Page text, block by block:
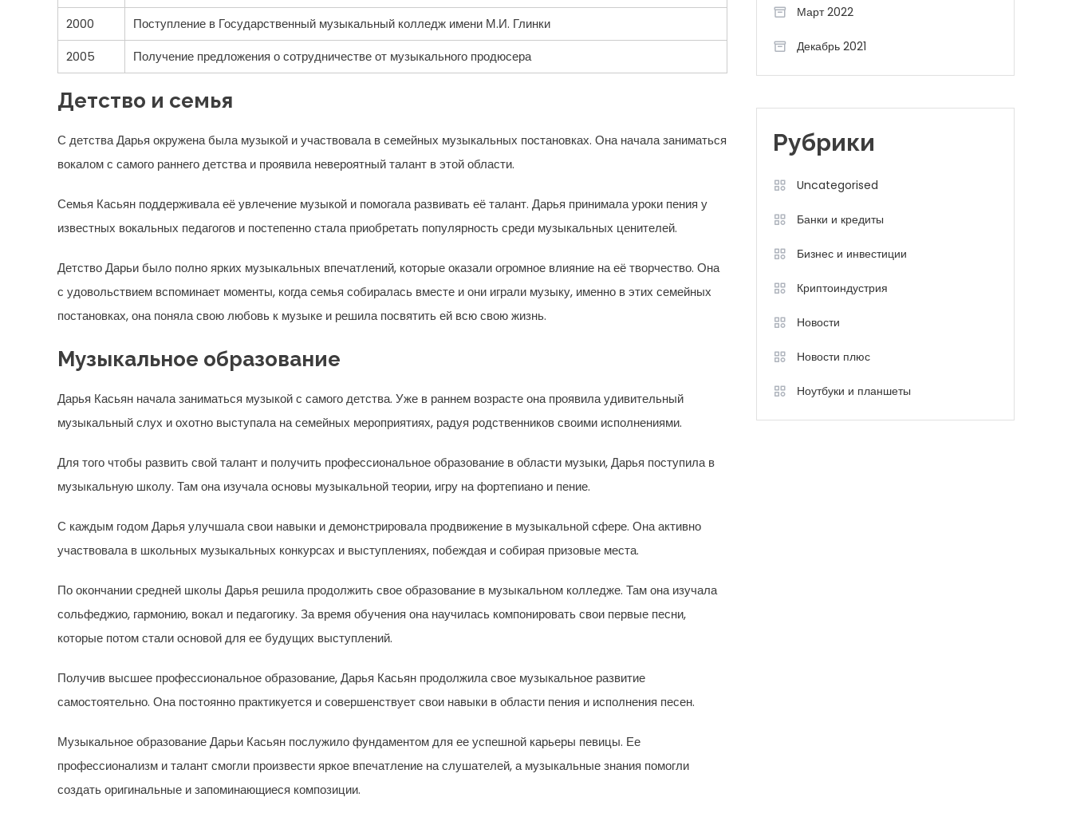
2000
Поступление в Государственный музыкальный колледж имени М.И. Глинки
2005
Получение предложения о сотрудничестве от музыкального продюсера
Детство и семья
С детства Дарья окружена была музыкой и участвовала в семейных музыкальных постановках. Она начала заниматься
вокалом с самого раннего детства и проявила невероятный талант в этой области.
Семья Касьян поддерживала её увлечение музыкой и помогала развивать её талант. Дарья принимала уроки пения у
известных вокальных педагогов и постепенно стала приобретать популярность среди музыкальных ценителей.
Детство Дарьи было полно ярких музыкальных впечатлений, которые оказали огромное влияние на её творчество. Она
с удовольствием вспоминает моменты, когда семья собиралась вместе и они играли музыку, именно в этих семейных
постановках, она поняла свою любовь к музыке и решила посвятить ей всю свою жизнь.
Музыкальное образование
Дарья Касьян начала заниматься музыкой с самого детства. Уже в раннем возрасте она проявила удивительный
музыкальный слух и охотно выступала на семейных мероприятиях, радуя родственников своими исполнениями.
Для того чтобы развить свой талант и получить профессиональное образование в области музыки, Дарья поступила в
музыкальную школу. Там она изучала основы музыкальной теории, игру на фортепиано и пение.
С каждым годом Дарья улучшала свои навыки и демонстрировала продвижение в музыкальной сфере. Она активно
участвовала в школьных музыкальных конкурсах и выступлениях, побеждая и собирая призовые места.
По окончании средней школы Дарья решила продолжить свое образование в музыкальном колледже. Там она изучала
сольфеджио, гармонию, вокал и педагогику. За время обучения она научилась компонировать свои первые песни,
которые потом стали основой для ее будущих выступлений.
Получив высшее профессиональное образование, Дарья Касьян продолжила свое музыкальное развитие
самостоятельно. Она постоянно практикуется и совершенствует свои навыки в области пения и исполнения песен.
Музыкальное образование Дарьи Касьян послужило фундаментом для ее успешной карьеры певицы. Ее
профессионализм и талант смогли произвести яркое впечатление на слушателей, а музыкальные знания помогли
создать оригинальные и запоминающиеся композиции.
Март 2022
Декабрь 2021
Рубрики
Uncategorised
Банки и кредиты
Бизнес и инвестиции
Криптоиндустрия
Новости
Новости плюс
Ноутбуки и планшеты